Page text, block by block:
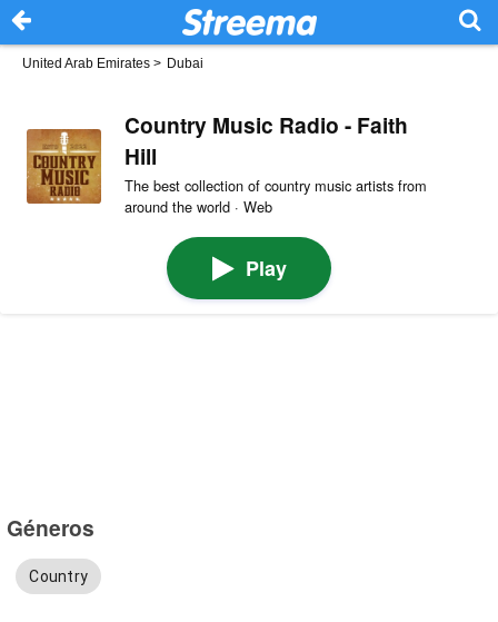
United Arab Emirates > Dubai
Country Music Radio - Faith
Hill
The best collection of country music artists from
around the world · Web
Play
Géneros
Country